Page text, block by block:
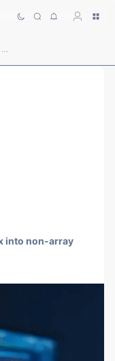
报错信息[Synth 8-1751]
into non-array